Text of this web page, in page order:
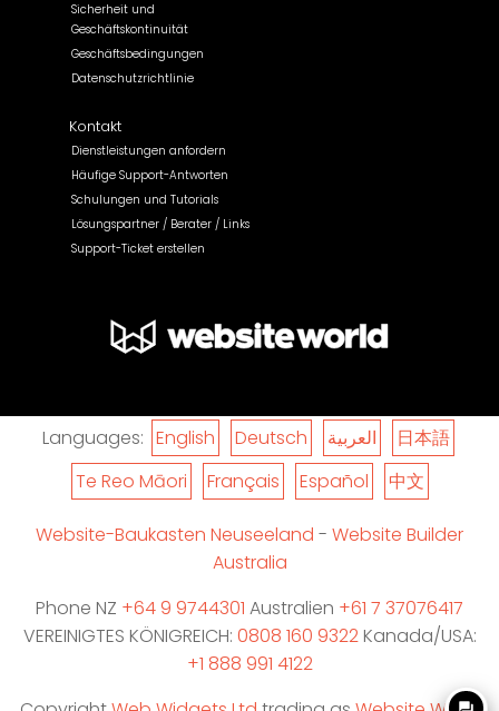
Sicherheit und
Geschäftskontinuität
Geschäftsbedingungen
Datenschutzrichtlinie
Kontakt
Dienstleistungen anfordern
Häufige Support-Antworten
Schulungen und Tutorials
Lösungspartner / Berater / Links
Support-Ticket erstellen
Languages: English Deutsch العربية
日本語
Te Reo Māori
Français Español 中文
Website-Baukasten Neuseeland - Website Builder
Australia
Phone NZ +64 9 9744301 Australien +61 7 37076417
VEREINIGTES KÖNIGREICH: 0808 160 9322Kanada/USA:
+1 888 991 4122